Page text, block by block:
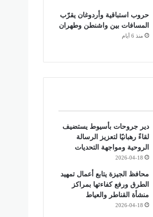
حروب استباقية وأردوغان يقرّب
المسافات بين واشنطن وطهران
منذ 6 أيام
دير جروحات بأسيوط يستضيف
لقاءً رهبانيًا لتعزيز الرسالة
الروحية ومواجهة التحديات
2026-04-18
محافظ الجيزة يتابع أعمال تمهيد
الطرق ورفع كفاءتها بمراكز
منشأة القناطر والعياط
2026-04-18